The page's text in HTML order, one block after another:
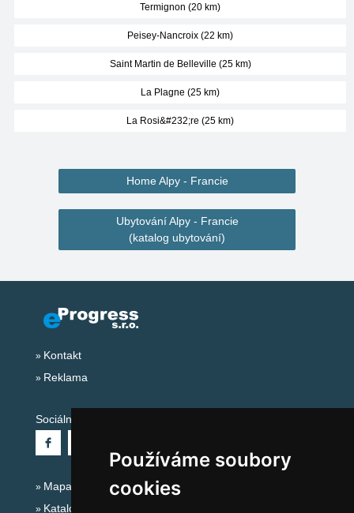
Používáme soubory
cookies
Termignon (20 km)
Peisey-Nancroix (22 km)
Saint Martin de Belleville (25 km)
La Plagne (25 km)
La Rosi&#232;re (25 km)
Home Alpy - Francie
Ubytování Alpy - Francie
(katalog ubytování)
Kontakt
Reklama
Sociální sítě:
Mapa serveru Alpy - Francie
Katalog ubytování